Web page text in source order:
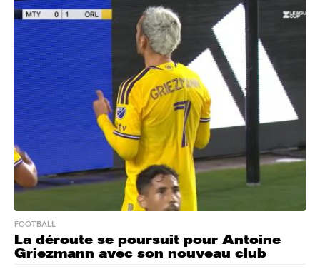
u
r
a
g
o
FOOTBALL
La déroute se poursuit pour Antoine
Griezmann avec son nouveau club